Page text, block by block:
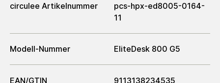
circulee Artikelnummer
pcs-hpx-ed8005-0164-
11
Modell-Nummer EliteDesk 800 G5
EAN/GTIN 9113138234535